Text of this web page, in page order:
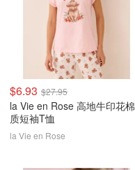
$6.93 $27.95
la Vie en Rose 高地牛印花棉
质短袖T恤
la Vie en Rose